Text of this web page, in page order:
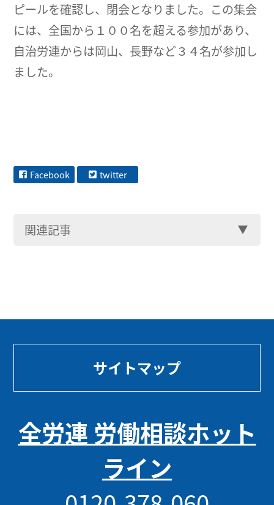
ピールを確認し、閉会となりました。この集会
には、全国から１００名を超える参加があり、
自治労連からは岡山、長野など３４名が参加し
ました。
Facebook twitter
関連記事
サイトマップ
全労連 労働相談ホット
ライン